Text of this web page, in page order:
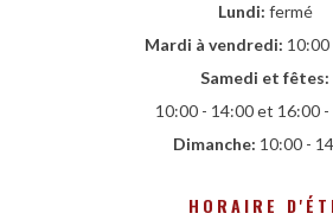
Lundi: fermé
Mardi à vendredi:
Samedi et fêtes:
10:00 - 14:00 et 16:00
Dimanche: 10:00 -
HORAIRE